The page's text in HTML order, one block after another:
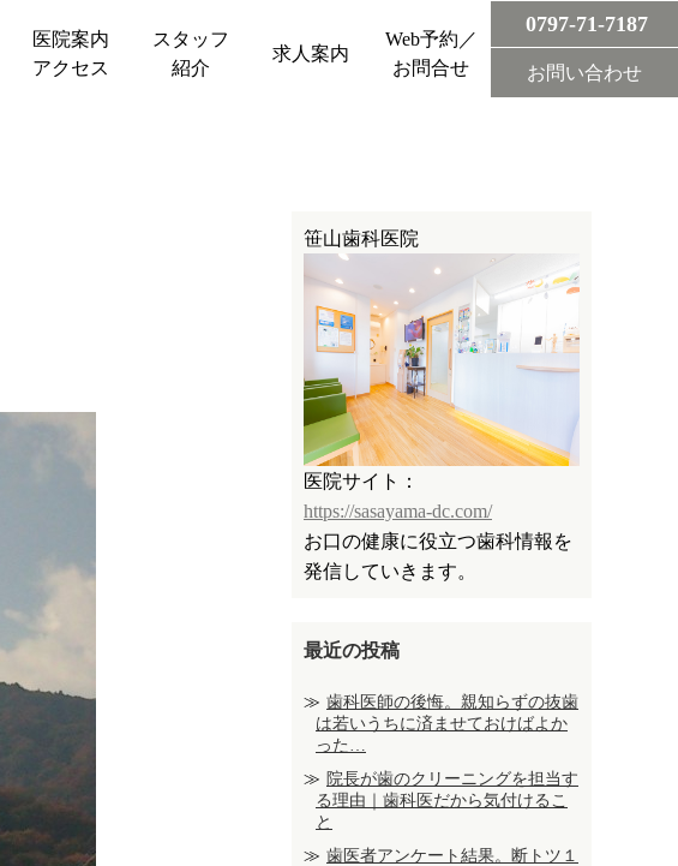
医院案内
アクセス
スタッフ
紹介
求人案内
Web予約／
お問合せ
0797-71-7187
お問い合わせ
笹山歯科医院
医院サイト：
https://sasayama-dc.com/
お口の健康に役立つ歯科情報を
発信していきます。
最近の投稿
歯科医師の後悔。親知らずの抜歯
は若いうちに済ませておけばよか
った…
院長が歯のクリーニングを担当す
る理由｜歯科医だから気付けるこ
と
歯医者アンケート結果。断トツ１